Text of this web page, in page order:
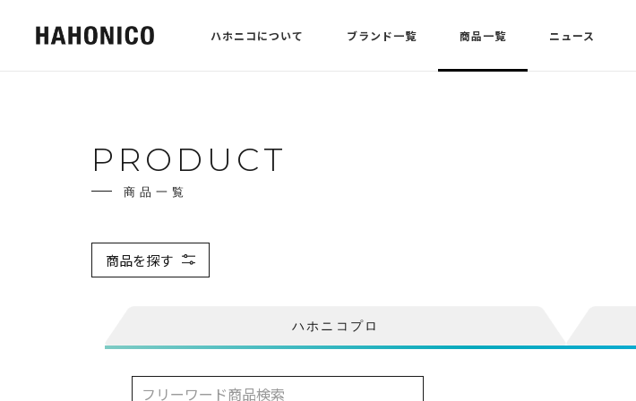
ハホニコについて ブランド一覧 商品一覧 ニュース
PRODUCT
商品一覧
商品を探す
ハホニコプロ